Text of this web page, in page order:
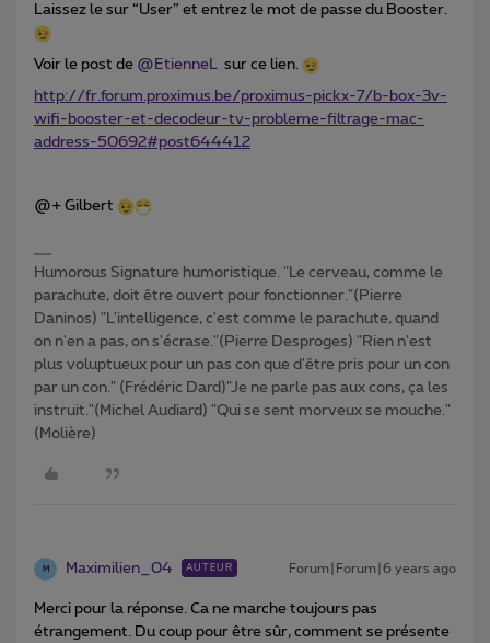
Laissez le sur “User” et entrez le mot de passe du Booster.
Voir le post de @EtienneL sur ce lien.
http://fr.forum.proximus.be/proximus-pickx-7/b-box-3v-
wifi-booster-et-decodeur-tv-probleme-filtrage-mac-
address-50692#post644412
@+ Gilbert
Humorous Signature humoristique. "Le cerveau, comme le
parachute, doit être ouvert pour fonctionner."(Pierre
Daninos) "L'intelligence, c'est comme le parachute, quand
on n'en a pas, on s'écrase."(Pierre Desproges) "Rien n'est
plus voluptueux pour un pas con que d'être pris pour un con
par un con." (Frédéric Dard)"Je ne parle pas aux cons, ça les
instruit."(Michel Audiard) "Qui se sent morveux se mouche."
(Molière)
M Maximilien_04 AUTEUR Forum|Forum|6 years ago
Merci pour la réponse. Ca ne marche toujours pas
étrangement. Du coup pour être sûr, comment se présente